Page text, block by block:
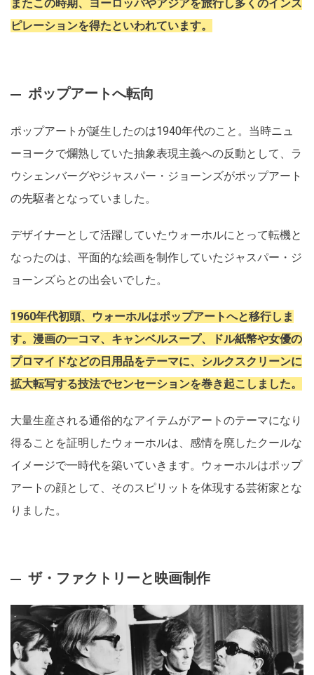
またこの時期、ヨーロッパやアジアを旅行し多くのインス
ピレーションを得たといわれています。
ポップアートへ転向
ポップアートが誕生したのは1940年代のこと。当時ニュ
ーヨークで爛熟していた抽象表現主義への反動として、ラ
ウシェンバーグやジャスパー・ジョーンズがポップアート
の先駆者となっていました。
デザイナーとして活躍していたウォーホルにとって転機と
なったのは、平面的な絵画を制作していたジャスパー・ジ
ョーンズらとの出会いでした。
1960年代初頭、ウォーホルはポップアートへと移行しま
す。漫画の一コマ、キャンベルスープ、ドル紙幣や女優の
プロマイドなどの日用品をテーマに、シルクスクリーンに
拡大転写する技法でセンセーションを巻き起こしました。
大量生産される通俗的なアイテムがアートのテーマになり
得ることを証明したウォーホルは、感情を廃したクールな
イメージで一時代を築いていきます。ウォーホルはポップ
アートの顔として、そのスピリットを体現する芸術家とな
りました。
ザ・ファクトリーと映画制作